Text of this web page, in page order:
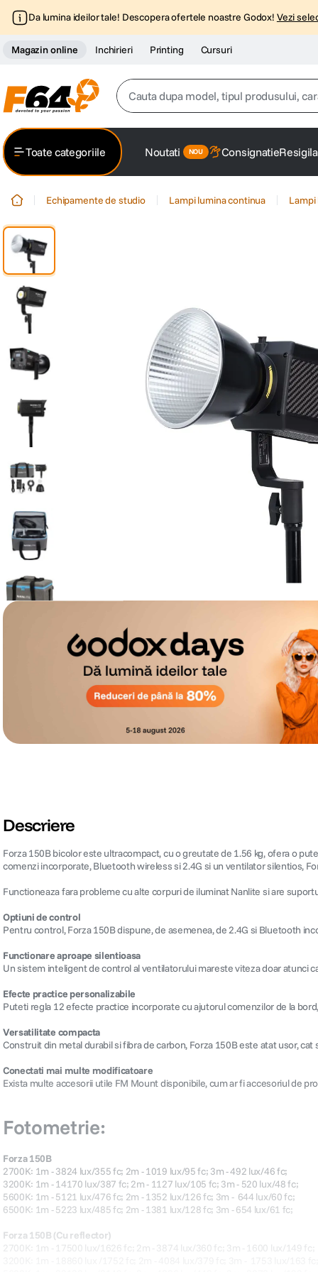
Da lumina ideilor tale! Descopera ofertele noastre Godox! Vezi
Magazin online Inchirieri Printing Cursuri
Cauta dupa model, tipul produsului,
trepied
canon sx740 hs
. lavaliera
7. sony fx
8. card memorie
Toate categoriile Noutati Consignatie
Echipamente de studio Lampi lumina continua
Descriere
Forza 150B bicolor este ultracompact, cu o greutate de 1.56 kg, ofera o
comenzi incorporate, Bluetooth wireless si 2.4G si un ventilator silentios,
Functioneaza fara probleme cu alte corpuri de iluminat Nanlite si are
Optiuni de control
Pentru control, Forza 150B dispune, de asemenea, de 2.4G si Bluetooth
Functionare aproape silentioasa
Un sistem inteligent de control al ventilatorului mareste viteza doar atunci
Efecte practice personalizabile
Puteti regla 12 efecte practice incorporate cu ajutorul comenzilor de la
Versatilitate compacta
Construit din metal durabil si fibra de carbon, Forza 150B este atat usor,
Conectati mai multe modificatoare
Exista multe accesorii utile FM Mount disponibile, cum ar fi accesoriul de
Fotometrie:
Forza 150B
2700K: 1m - 3824 lux/355 fc; 2m - 1019 lux/95 fc; 3m - 492 lux/46 fc;
3200K: 1m - 14170 lux/387 fc; 2m - 1127 lux/105 fc; 3m - 520 lux/48 fc;
5600K: 1m - 5121 lux/476 fc; 2m - 1352 lux/126 fc; 3m - 644 lux/60 fc;
6500K: 1m - 5223 lux/485 fc; 2m - 1381 lux/128 fc; 3m - 654 lux/61 fc;
Forza 150B (Cu reflector)
2700K: 1m - 17500 lux/1626 fc; 2m - 3874 lux/360 fc; 3m - 1600 lux/149 fc;